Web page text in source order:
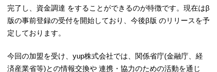
完了し、資金調達 をすることができるのが特徴です。現在はβ
版の事前登録の受付を開始しており、今後β版 のリリースを予
定しております。
今回の加盟を受け、yup株式会社では、関係省庁(金融庁、経
済産業省等)との情報交換や 連携・協力のための活動を通じ